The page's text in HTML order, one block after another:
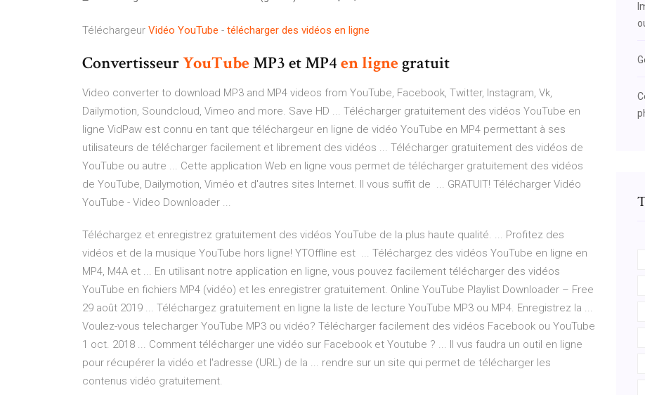
Téléchargeur Vidéo YouTube - télécharger des vidéos en ligne
ConvertisseurYouTubeMP3 et MP4enligne gratuit
Video converter to download MP3 and MP4 videos from YouTube, Facebook, Twitter, Instagram, Vk,
Dailymotion, Soundcloud, Vimeo and more. Save HD ... Télécharger gratuitement des vidéos YouTube en
ligne VidPaw est connu en tant que téléchargeur en ligne de vidéo YouTube en MP4 permettant à ses
utilisateurs de télécharger facilement et librement des vidéos ... Télécharger gratuitement des vidéos de
YouTube ou autre ... Cette application Web en ligne vous permet de télécharger gratuitement des vidéos
de YouTube, Dailymotion, Viméo et d'autres sites Internet. Il vous suffit de ... GRATUIT! Télécharger Vidéo
YouTube - Video Downloader ...
Téléchargez et enregistrez gratuitement des vidéos YouTube de la plus haute qualité. ... Profitez des
vidéos et de la musique YouTube hors ligne! YTOffline est ... Téléchargez des vidéos YouTube en ligne en
MP4, M4A et ... En utilisant notre application en ligne, vous pouvez facilement télécharger des vidéos
YouTube en fichiers MP4 (vidéo) et les enregistrer gratuitement. Online YouTube Playlist Downloader – Free
29 août 2019 ... Téléchargez gratuitement en ligne la liste de lecture YouTube MP3 ou MP4. Enregistrez la ...
Voulez-vous telecharger YouTube MP3 ou vidéo? Télécharger facilement des vidéos Facebook ou YouTube
1 oct. 2018 ... Comment télécharger une vidéo sur Facebook et Youtube ? ... Il vus faudra un outil en ligne
pour récupérer la vidéo et l'adresse (URL) de la ... rendre sur un site qui permet de télécharger les
contenus vidéo gratuitement.